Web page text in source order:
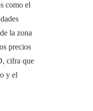
como el
la zona
precios
cifra que
y el